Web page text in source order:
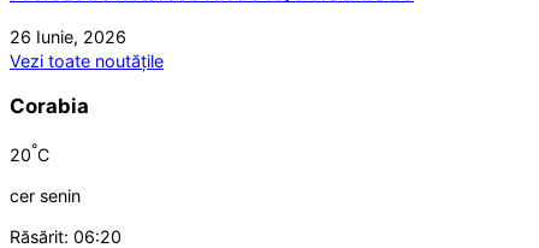
26 Iunie, 2026
Vezi toate noutățile
Corabia
20°C
cer senin
Răsărit: 06:20